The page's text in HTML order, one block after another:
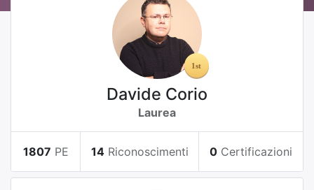
Davide Corio
Laurea
1807 PE 14 Riconoscimenti 0 Certificazioni